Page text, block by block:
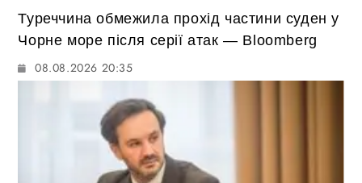
Туреччина обмежила прохід частини суден у
Чорне море після серії атак — Bloomberg
08.08.2026 20:35